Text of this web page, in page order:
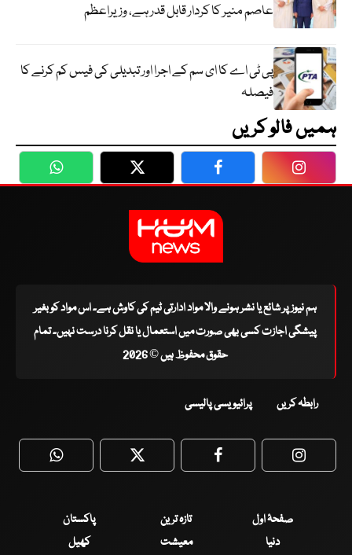
عاصم منیر کا کردار قابل قدر ہے، وزیراعظم
پی ٹی اے کا ای سم کے اجرا اور تبدیلی کی فیس کم کرنے کا
فیصلہ
ہمیں فالو کریں
WhatsApp Twitter Facebook
ہم نیوز پر شائع یا نشر ہونے والا مواد ادارتی ٹیم کی کاوش ہے۔ اس مواد کو بغیر
پیشگی اجازت کسی بھی صورت میں استعمال یا نقل کرنا درست نہیں۔ تمام
حقوق محفوظ ہیں © 2026
رابطہ کریں پرائیویسی پالیسی
WhatsApp Twitter Facebook
صفحۂ اول تازہ ترین
پاکستان
دنیا
معیشت کھیل